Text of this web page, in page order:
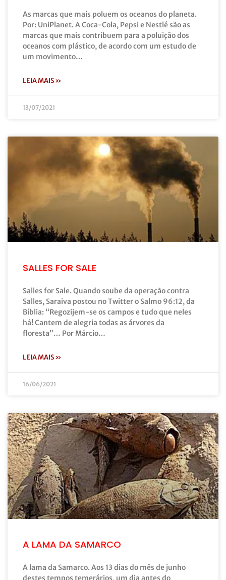
As marcas que mais poluem os oceanos do planeta.
Por: UniPlanet. A Coca-Cola, Pepsi e Nestlé são as
marcas que mais contribuem para a poluição dos
oceanos com plástico, de acordo com um estudo de
um movimento…
LEIA MAIS »
13/07/2021
SALLES FOR SALE
Salles for Sale. Quando soube da operação contra
Salles, Saraiva postou no Twitter o Salmo 96:12, da
Bíblia: “Regozijem-se os campos e tudo que neles
há! Cantem de alegria todas as árvores da
floresta”… Por Márcio…
LEIA MAIS »
16/06/2021
A LAMA DA SAMARCO
A lama da Samarco. Aos 13 dias do mês de junho
destes tempos temerários, um dia antes do